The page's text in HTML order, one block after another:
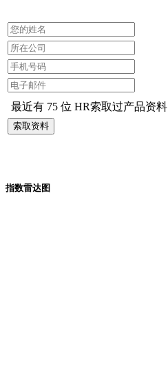
最近有 75 位 HR索取过产品资料
索取资料
指数雷达图